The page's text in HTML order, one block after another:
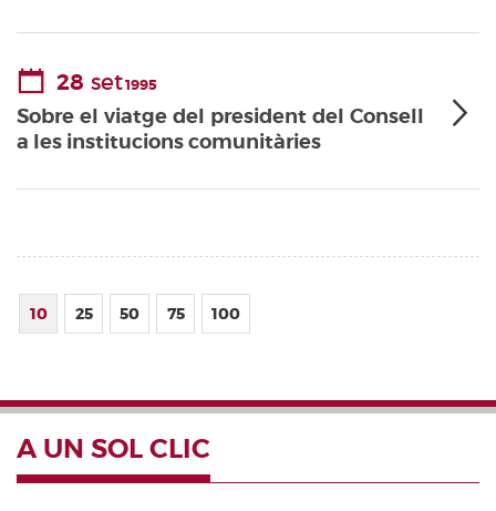
28 set1995
Sobre el viatge del president del Consell
a les institucions comunitàries
10 25 50 75 100
A UN SOL CLIC